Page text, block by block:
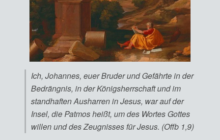
Ich, Johannes, euer Bruder und Gefährte in der
Bedrängnis, in der Königsherrschaft und im
standhaften Ausharren in Jesus, war auf der
Insel, die Patmos heißt, um des Wortes Gottes
willen und des Zeugnisses für Jesus. (Offb 1,9)